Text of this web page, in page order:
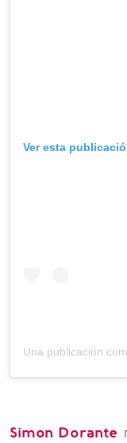
Ver esta
Una publicación
Simon Dorante